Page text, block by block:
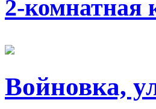
2-комнатная
Войновка,